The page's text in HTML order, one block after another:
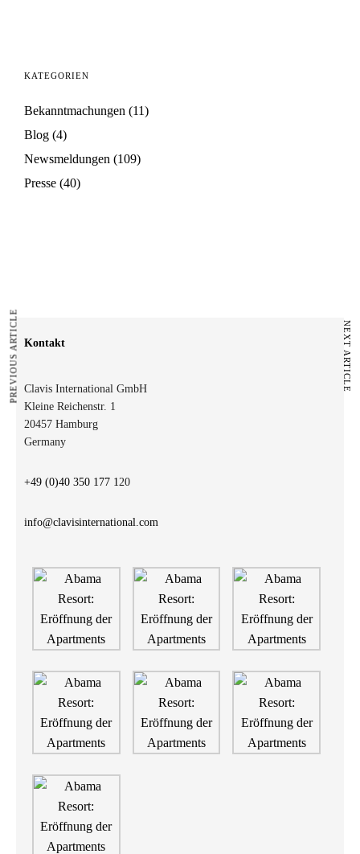
PREVIOUS ARTICLE NEXT ARTICLE
KATEGORIEN
Bekanntmachungen (11)
Blog (4)
Newsmeldungen (109)
Presse (40)
Kontakt
Clavis International GmbH
Kleine Reichenstr. 1
20457 Hamburg
Germany
+49 (0)40 350 177 120
info@clavisinternational.com